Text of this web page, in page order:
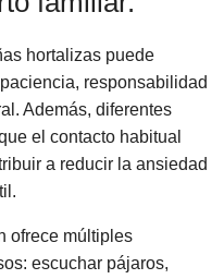
hortalizas puede
responsabilidad
Además, diferentes
el contacto habitual
a reducir la ansiedad
ofrece múltiples
escuchar pájaros,